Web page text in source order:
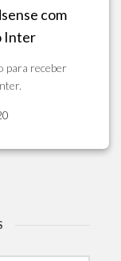
com
Inter
para receber